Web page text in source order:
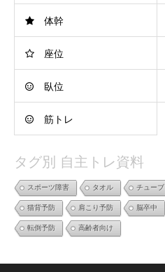
体幹
座位
臥位
筋トレ
タグ別 自主トレ資料
スポーツ障害 タオル チューブ
猫背予防 肩こり予防 脳卒中
転倒予防 高齢者向け